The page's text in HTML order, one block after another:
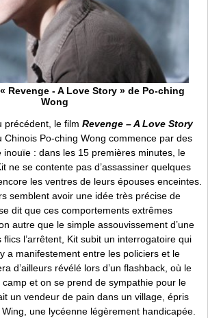
Revenge - A Love Story » de Po-ching
Wong
précédent, le film Revenge – A Love Story
Chinois Po-ching Wong commence par des
inouïe : dans les 15 premières minutes, le
ne se contente pas d’assassiner quelques
les ventres de leurs épouses enceintes.
semblent avoir une idée très précise de
dit que ces comportements extrêmes
autre que le simple assouvissement d’une
l’arrêtent, Kit subit un interrogatoire qui
a manifestement entre les policiers et le
d’ailleurs révélé lors d’un flashback, où le
et on se prend de sympathie pour le
un vendeur de pain dans un village, épris
Wing, une lycéenne légèrement handicapée.